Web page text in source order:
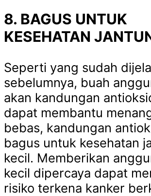
8. BAGUS UNTUK
KESEHATAN
Seperti yang sudah
sebelumnya, buah
akan kandungan
dapat membantu
bebas, kandungan
bagus untuk kesehatan
kecil. Memberikan
kecil dipercaya dapat
risiko terkena kanker